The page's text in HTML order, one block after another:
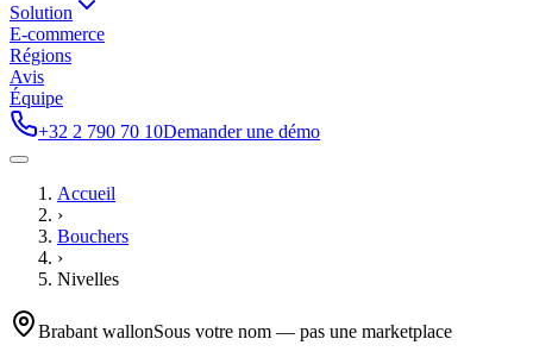
Solution
E-commerce
Régions
Avis
Équipe
+32 2 790 70 10Demander une démo
Accueil
›
Bouchers
›
Nivelles
Brabant wallonSous votre nom — pas une marketplace